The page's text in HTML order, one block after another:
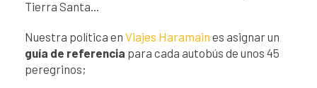
Tierra Santa...
Nuestra política en Viajes Haramain es asignar un
guía de referencia para cada autobús de unos 45
peregrinos;